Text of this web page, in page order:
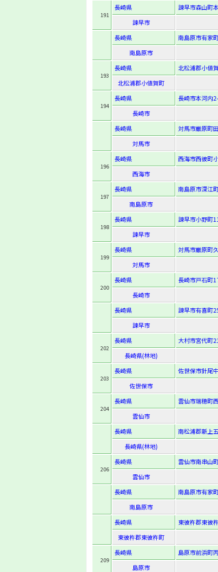
191
長崎県
諫早市森山町
諫早市
長崎県
南島原市有家
南島原市
193
長崎県
北松浦郡小値
北松浦郡小値賀町
194
長崎県
長崎市本河内
長崎市
長崎県
対馬市厳原町
対馬市
196
長崎県
西海市西彼町
西海市
197
長崎県
南島原市深江
南島原市
198
長崎県
諫早市小野町
諫早市
199
長崎県
対馬市厳原町
対馬市
200
長崎県
長崎市戸石町
長崎市
長崎県
諫早市有喜町
諫早市
202
長崎県
大村市宮代町
長崎県(林地)
203
長崎県
佐世保市針尾
佐世保市
204
長崎県
雲仙市瑞穂町
雲仙市
長崎県
南松浦郡新上
長崎県(林地)
206
長崎県
雲仙市南串山
雲仙市
長崎県
南島原市有家
南島原市
長崎県
東彼杵郡東彼
東彼杵郡東彼杵町
209
長崎県
島原市前浜町
島原市